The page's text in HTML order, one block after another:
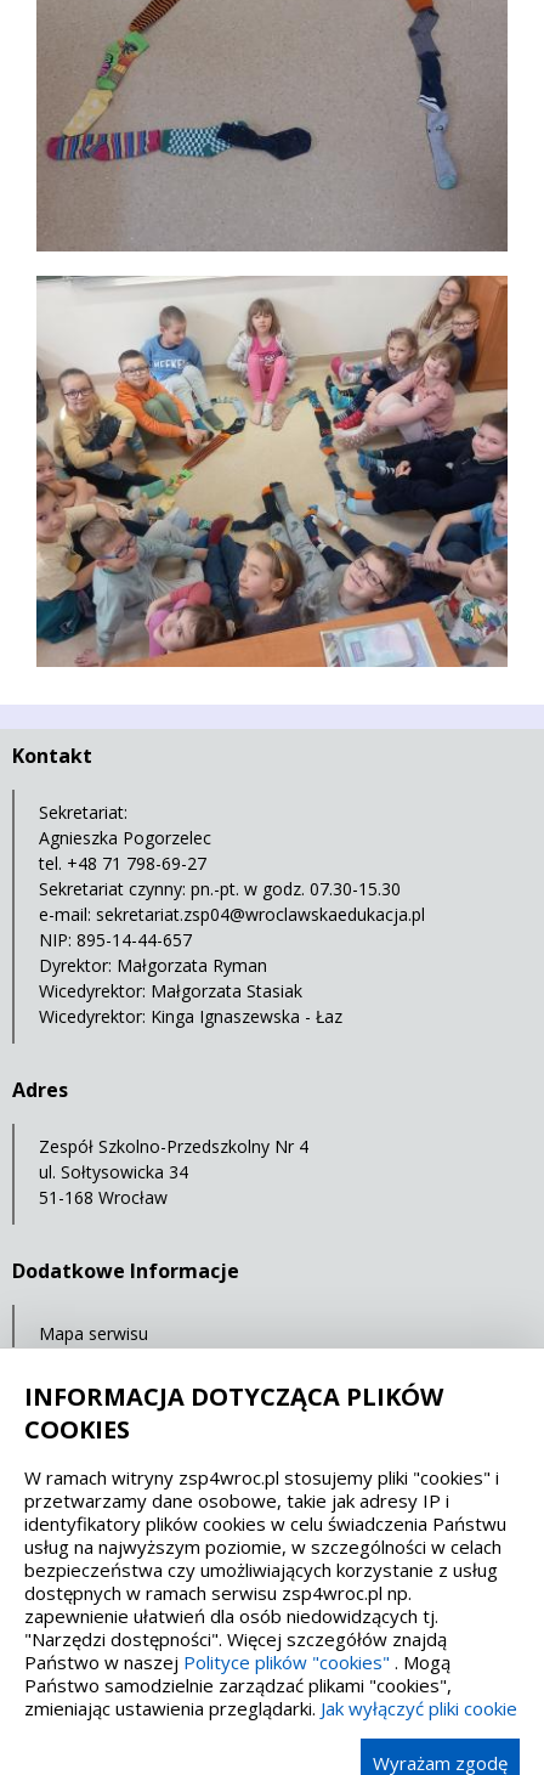
Kontakt
Sekretariat:
Agnieszka Pogorzelec
tel. +48 71 798-69-27
Sekretariat czynny: pn.-pt. w godz. 07.30-15.30
e-mail: sekretariat.zsp04@wroclawskaedukacja.pl
NIP: 895-14-44-657
Dyrektor: Małgorzata Ryman
Wicedyrektor: Małgorzata Stasiak
Wicedyrektor: Kinga Ignaszewska - Łaz
Adres
Zespół Szkolno-Przedszkolny Nr 4
ul. Sołtysowicka 34
51-168 Wrocław
Dodatkowe Informacje
Mapa serwisu
Spełniamy standardy dostępności oraz W3C
WCAG 2.1 SECTION 508 EAA/EN 301549
IS 5568
INFORMACJA DOTYCZĄCA PLIKÓW
COOKIES
W ramach witryny zsp4wroc.pl stosujemy pliki "cookies" i
przetwarzamy dane osobowe, takie jak adresy IP i
identyfikatory plików cookies w celu świadczenia Państwu
usług na najwyższym poziomie, w szczególności w celach
bezpieczeństwa czy umożliwiających korzystanie z usług
dostępnych w ramach serwisu zsp4wroc.pl np.
zapewnienie ułatwień dla osób niedowidzących tj.
"Narzędzi dostępności". Więcej szczegółów znajdą
Państwo w naszej Polityce plików "cookies" . Mogą
Państwo samodzielnie zarządzać plikami "cookies",
zmieniając ustawienia przeglądarki. Jak wyłączyć pliki cookie
Wyrażam zgodę